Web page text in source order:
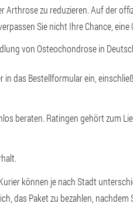
zu reduzieren. Auf der
Sie nicht Ihre Chance, eine
von Osteochondrose in
in das Bestellformular ein,
beraten. Ratingen gehört zum
können je nach Stadt
das Paket zu bezahlen,